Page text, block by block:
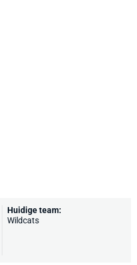
Huidige team:
Wildcats